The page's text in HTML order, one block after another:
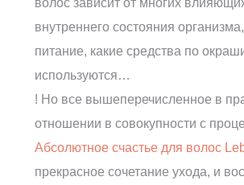
волос зависит от многих
внутреннего состояния организма,
питание, какие средства по
используются…
! Но все вышеперечисленное в
отношении в совокупности с
Абсолютное счастье для волос
прекрасное сочетание ухода, и